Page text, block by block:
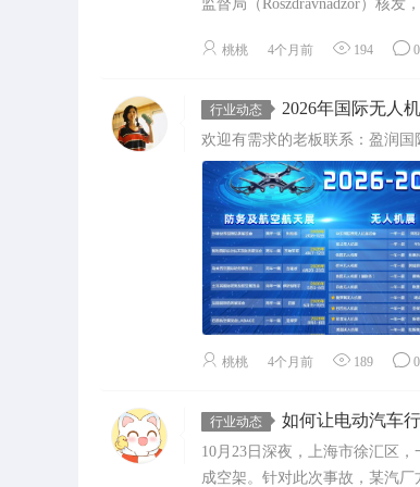
监督局（Roszdravnadzor）核发
桃桃 4个月前 194 0
行业动态 2026年国际无人
欢迎有需求的老板联系：盈润国
桃桃 4个月前 189 0
行业动态 如何让电动汽车
10月23日深夜，上海市徐汇区
成空架。针对此次事故，某汽